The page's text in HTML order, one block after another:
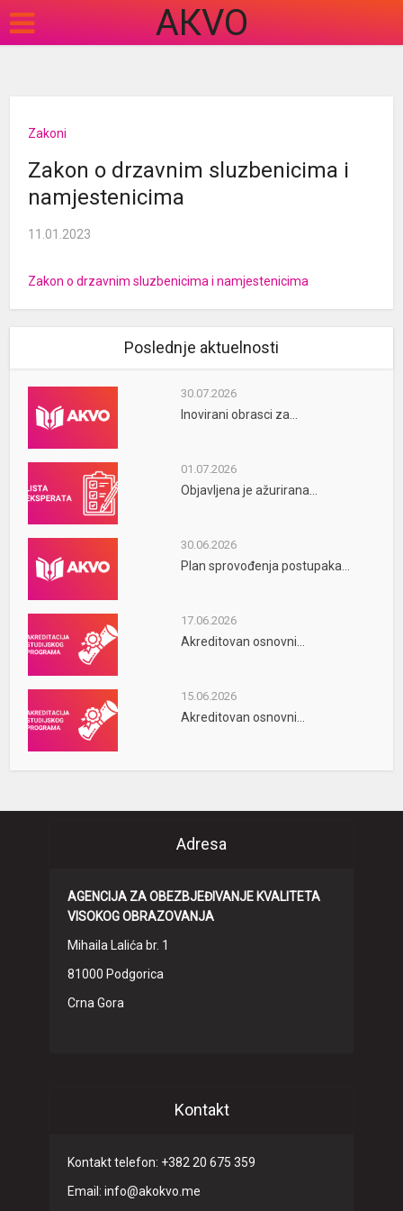
АКVO
Zakoni
Zakon o drzavnim sluzbenicima i
namjestenicima
11.01.2023
Zakon o drzavnim sluzbenicima i namjestenicima
Poslednje aktuelnosti
30.07.2026
Inovirani obrasci za...
01.07.2026
Objavljena je ažurirana...
30.06.2026
Plan sprovođenja postupaka...
17.06.2026
Akreditovan osnovni...
15.06.2026
Akreditovan osnovni...
Adresa
AGENCIJA ZA OBEZBJEĐIVANJE KVALITETA
VISOKOG OBRAZOVANJA
Mihaila Lalića br. 1
81000 Podgorica
Crna Gora
Kontakt
Kontakt telefon: +382 20 675 359
Email: info@akokvo.me